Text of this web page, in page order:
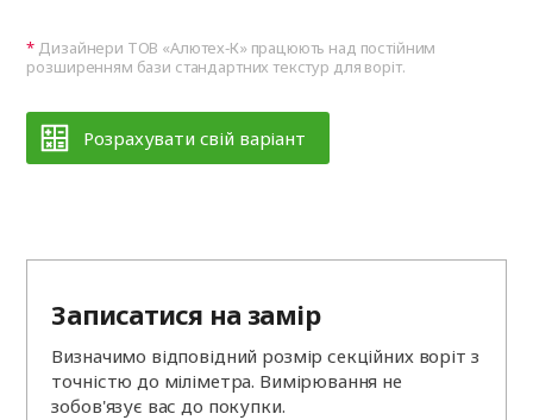
Дизайнери ТОВ «Алютех‑К» працюють над постійним
розширенням бази стандартних текстур для воріт.
Розрахувати свій варіант
Записатися на замір
Визначимо відповідний розмір секційних воріт з
точністю до міліметра. Вимірювання не
зобов'язує вас до покупки.